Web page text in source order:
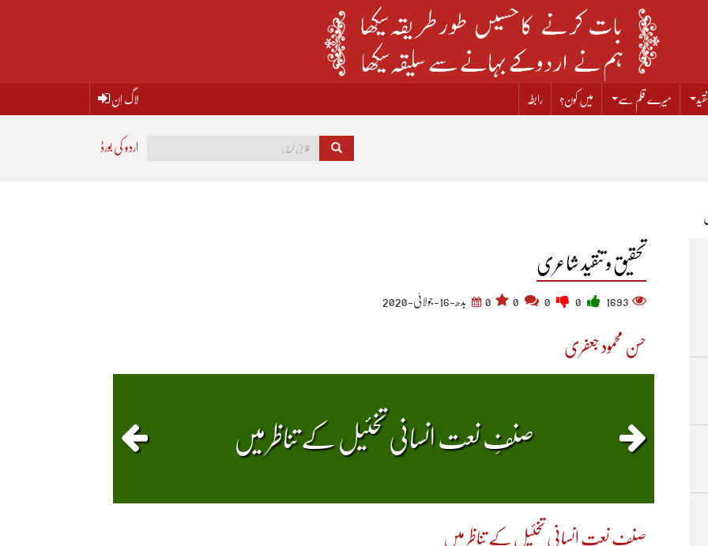
میرے قلم سے میں کون؟ رابطہ لاگ اِن
اردو کی بورڈ
تحقیق و تنقید شاعری
1693
0 بدھ-16-جولائی-2020
حسن محمود جعفری
صنفِ نعت انسانی تخئیل کے تناظر میں
صنفِ نعت انسانی تخئیل کے تناظر میں